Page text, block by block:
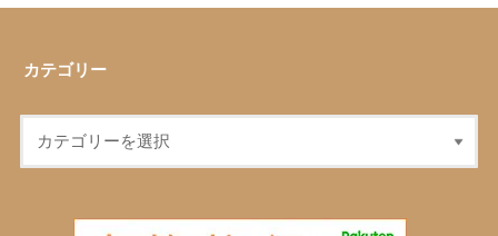
カテゴリー